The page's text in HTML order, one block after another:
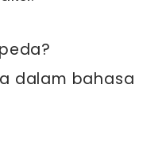
dalam bahasa